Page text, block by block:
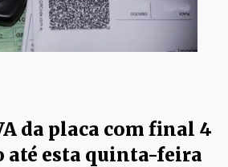
da placa com final 4
até esta quinta-feira